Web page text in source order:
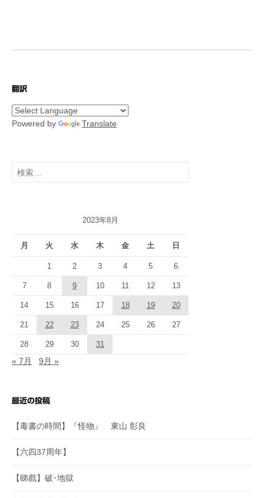
翻訳
Powered by Translate
検
索:
2023年8月
月 火 水 木 金 土 日
1 2 3 4 5 6
7 8 9 10 11 12 13
14 15 16 17 18 19 20
21 22 23 24 25 26 27
28 29 30 31
« 7月 9月 »
最近の投稿
【毒書の時間】『怪物』 東山 彰良
【六四37周年】
【睇戲】破･地獄